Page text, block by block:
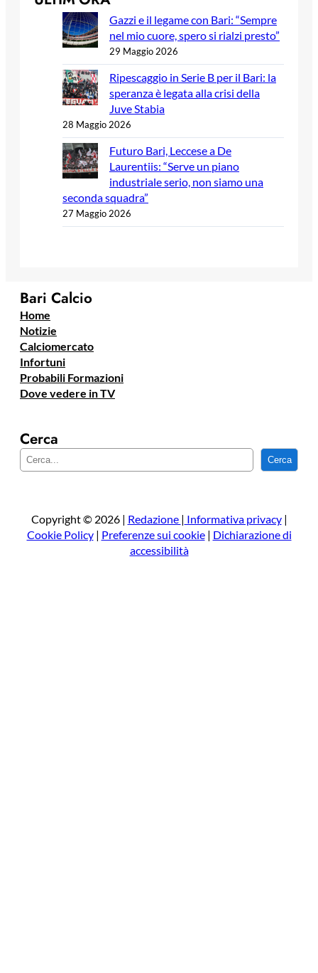
Gazzi e il legame con Bari: “Sempre
nel mio cuore, spero si rialzi presto”
29 Maggio 2026
Ripescaggio in Serie B per il Bari: la
speranza è legata alla crisi della
Juve Stabia
28 Maggio 2026
Futuro Bari, Leccese a De
Laurentiis: “Serve un piano
industriale serio, non siamo una
seconda squadra”
27 Maggio 2026
Bari Calcio
Home
Notizie
Calciomercato
Infortuni
Probabili Formazioni
Dove vedere in TV
Cerca
e
a
Cerca
Copyright © 2026 | Redazione | Informativa privacy|
Cookie Policy| Preferenze sui cookie| Dichiarazione di
accessibilità